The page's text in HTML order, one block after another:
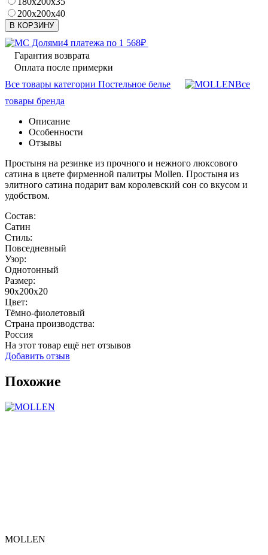
200x200x40
В КОРЗИНУ
4 платежа по 1 568₽
Гарантия возврата
Оплата после примерки
Все товары категории Постельное белье
Все
товары бренда
Описание
Особенности
Отзывы
Простыня на резинке из прочного и нежного люксового
сатина в цвете фирменной палитры Mollen. Простыня из
элитного сатина подарит вам королевский сон со вкусом и
удобством.
Состав:
Сатин
Стиль:
Повседневный
Узор:
Однотонный
Размер:
90x200x20
Цвет:
Тёмно-фиолетовый
Страна производства:
Россия
На этот товар ещё нет отзывов
Добавить отзыв
Похожие
MOLLEN